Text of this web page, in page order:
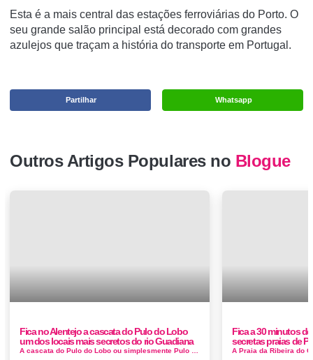
Esta é a mais central das estações ferroviárias do Porto. O
seu grande salão principal está decorado com grandes
azulejos que traçam a história do transporte em Portugal.
Whatsapp
Partilhar
Outros Artigos Populares no Blogue
Fica no Alentejo a cascata do Pulo do Lobo
um dos locais mais secretos do rio Guadiana
Fica a 30 minutos
secretas praias de